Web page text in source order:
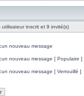
inscrit et 9 invité(s)
nouveau message
nouveau message [ Populaire ]
nouveau message [ Verrouillé ]